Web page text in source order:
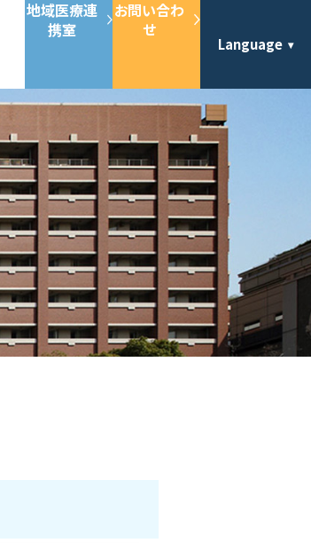
地域医療連
携室
お問い合わ
せ
Language